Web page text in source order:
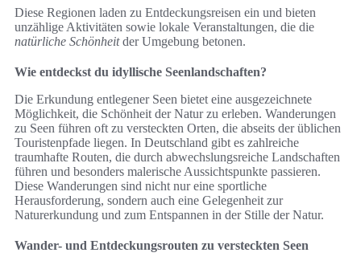
Diese Regionen laden zu Entdeckungsreisen ein und bieten
unzählige Aktivitäten sowie lokale Veranstaltungen, die die
natürliche Schönheitder Umgebung betonen.
Wie entdeckst du idyllische Seenlandschaften?
Die Erkundung entlegener Seen bietet eine ausgezeichnete
Möglichkeit, die Schönheit der Natur zu erleben. Wanderungen
zu Seen führen oft zu versteckten Orten, die abseits der üblichen
Touristenpfade liegen. In Deutschland gibt es zahlreiche
traumhafte Routen, die durch abwechslungsreiche Landschaften
führen und besonders malerische Aussichtspunkte passieren.
Diese Wanderungen sind nicht nur eine sportliche
Herausforderung, sondern auch eine Gelegenheit zur
Naturerkundung und zum Entspannen in der Stille der Natur.
Wander- und Entdeckungsrouten zu versteckten Seen